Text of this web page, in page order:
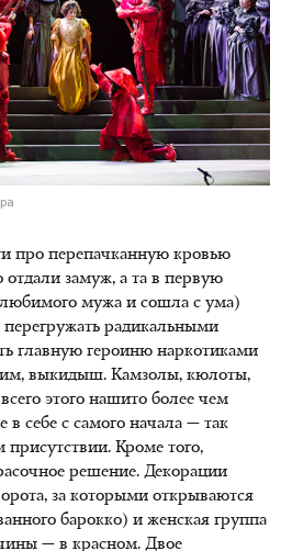
про перепачканную кровью
замуж, а та в первую
мужа и сошла с ума)
радикальными
главную героиню наркотиками
выкидыш. Камзолы, кюлоты,
этого нашито более чем
в себе с самого начала — так
присутствии. Кроме того,
решение. Декорации
за которыми открываются
барокко) и женская группа
— в красном. Двое